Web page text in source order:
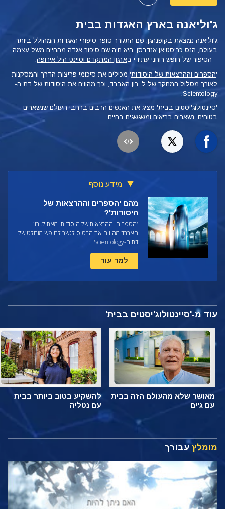
ג'וליאנה בארץ האגדות בבית
ג'וליאנה נמצאת בקופנהגן, שם התגורר סופר סיפורי האגדות המהולל ביותר
בעולם, הנס כריסטיאן אנדרסן. היא חיה שם סיפור אגדה מהחיים משל עצמה
– הסיפור של חופש רוחני עתידי בארגון המתקדם וסיינט-היל אירופה.
'הספרים וההרצאות של היסודות' מכילים את סיכומי פריצות הדרך והמסקנות
לאורך מסלול המחקר של ל. רון האברד, וכך מהווים את היסודות של דת ה-
Scientology.
'סיינטולוג'יסטים בבית' מציג את האנשים הרבים ברחבי העולם שנשארים
בטוחים, נשארים בריאים ומשגשגים בחיים.
מידע נוסף
מהם 'הספרים וההרצאות של
היסודות'?
'הספרים וההרצאות של היסודות' מאת ל. רון
האברד מהווים את הבסיס לגשר לחופש מוחלט של
דת ה-Scientology.
למד עוד
עוד מ-'סיינטולוג'יסטים בבית'
מאושר שלא מהעולם הזה בבית
עם ג'ים
להשקיע בטוב ביותר בבית
עם נטליה
מומלץ עבורך